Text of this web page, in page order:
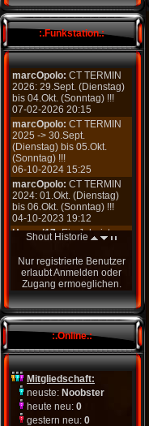
:.Funkstation.:
marcOpolo: CT TERMIN
2026: 29.Sept. (Dienstag)
bis 04.Okt. (Sonntag) !!!
07-02-2026 20:15
marcOpolo: CT TERMIN
2025 -> 30.Sept.
(Dienstag) bis 05.Okt.
(Sonntag) !!!
06-10-2024 15:25
marcOpolo: CT TERMIN
2024: 01.Okt. (Dienstag)
bis 06.Okt. (Sonntag) !!!
04-10-2023 19:12
Honsel17:Ein Jahr ist
03-10-2023 19:16
marcOpolo:Leider wieder
zu Ende aber in 52
Wochen starten wir erneut!
03-10-2023 16:33
Shout Box ©
Shout Historie
Nur registrierte Benutzer
erlaubtAnmelden oder
Zugang ermoeglichen.
:.Online.:
Mitgliedschaft:
neuste: Noobster
heute neu: 0
gestern neu: 0